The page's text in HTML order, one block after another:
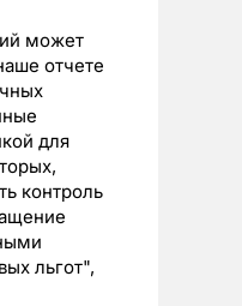
может
отчете
для
контроль
льгот",